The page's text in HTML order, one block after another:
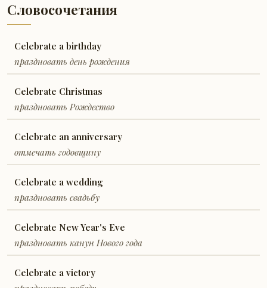
Словосочетания
Celebrate a birthday
праздновать день рождения
Celebrate Christmas
праздновать Рождество
Celebrate an anniversary
отмечать годовщину
Celebrate a wedding
праздновать свадьбу
Celebrate New Year's Eve
праздновать канун Нового года
Celebrate a victory